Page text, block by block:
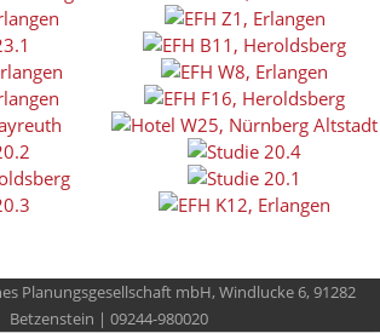
Planungsgesellschaft mbH, Windlucke 6, 91282
Betzenstein | 09244-980020